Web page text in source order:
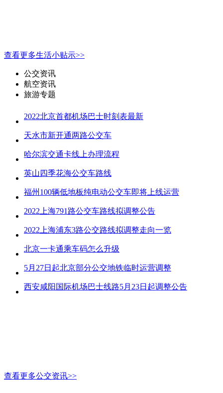
查看更多生活小贴示>>
公交资讯
航空资讯
旅游专题
2022北京首都机场巴士时刻表最新
天水市新开通两路公交车
哈尔滨交通卡线上办理流程
英山四季花海公交车路线
福州100辆低地板纯电动公交车即将上线运营
2022上海791路公交车路线拟调整公告
2022上海浦东3路公交路线拟调整走向一览
北京一卡通乘车码怎么升级
5月27日起北京部分公交地铁临时运营调整
西安咸阳国际机场巴士线路5月23日起调整公告
查看更多公交资讯>>